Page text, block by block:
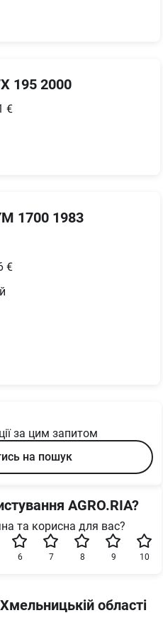
195 2000
€
1700 1983
€
за цим запитом
на пошук
AGRO.RIA?
та корисна для вас?
10
9
8
7
6
області